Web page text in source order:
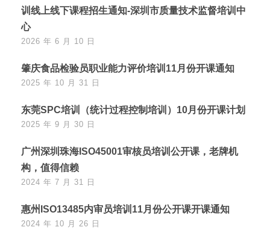
训线上线下课程招生通知-深圳市质量技术监督培训中
心
2026 年 6 月 10 日
肇庆食品检验员职业能力评价培训11月份开课通知
2025 年 10 月 31 日
东莞SPC培训（统计过程控制培训）10月份开课计划
2025 年 9 月 30 日
广州深圳珠海ISO45001审核员培训公开课，老牌机
构，值得信赖
2024 年 7 月 31 日
惠州ISO13485内审员培训11月份公开课开课通知
2024 年 10 月 26 日